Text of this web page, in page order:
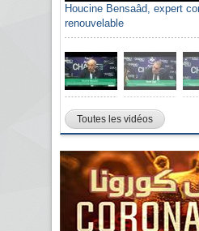
Houcine Bensaâd, expert
renouvelable
Toutes les vidéos